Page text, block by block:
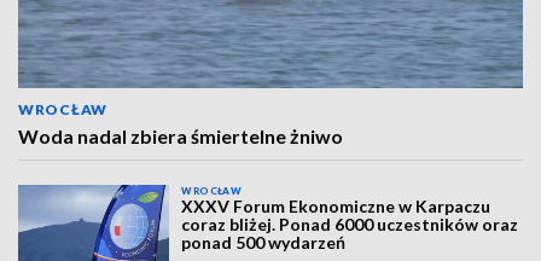
WROCŁAW
Woda nadal zbiera śmiertelne żniwo
WROCŁAW
XXXV Forum Ekonomiczne w Karpaczu
coraz bliżej. Ponad 6000 uczestników oraz
ponad 500 wydarzeń